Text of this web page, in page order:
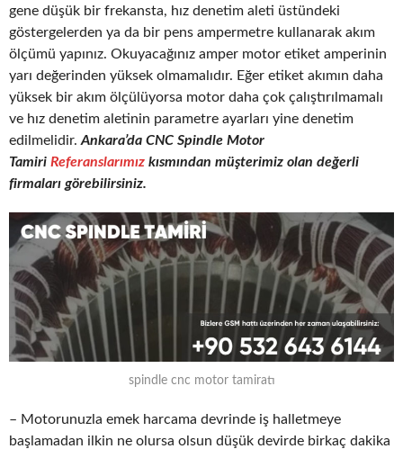
gene düşük bir frekansta, hız denetim aleti üstündeki
göstergelerden ya da bir pens ampermetre kullanarak akım
ölçümü yapınız. Okuyacağınız amper motor etiket amperinin
yarı değerinden yüksek olmamalıdır. Eğer etiket akımın daha
yüksek bir akım ölçülüyorsa motor daha çok çalıştırılmamalı
ve hız denetim aletinin parametre ayarları yine denetim
edilmelidir. Ankara’da CNC Spindle Motor
Tamiri Referanslarımız kısmından müşterimiz olan değerli
firmaları görebilirsiniz.
spindle cnc motor tamiratı
– Motorunuzla emek harcama devrinde iş halletmeye
başlamadan ilkin ne olursa olsun düşük devirde birkaç dakika